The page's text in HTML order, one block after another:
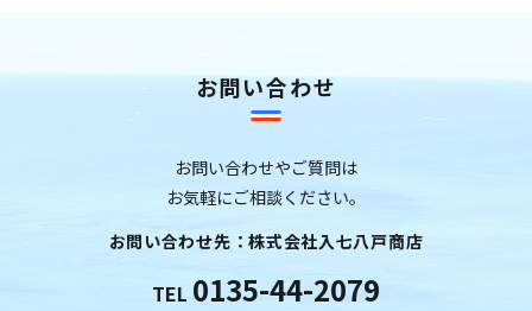
お問い合わせ
お問い合わせやご質問は
お気軽にご相談ください。
お問い合わせ先：株式会社入七八戸商店
TEL 0135-44-2079